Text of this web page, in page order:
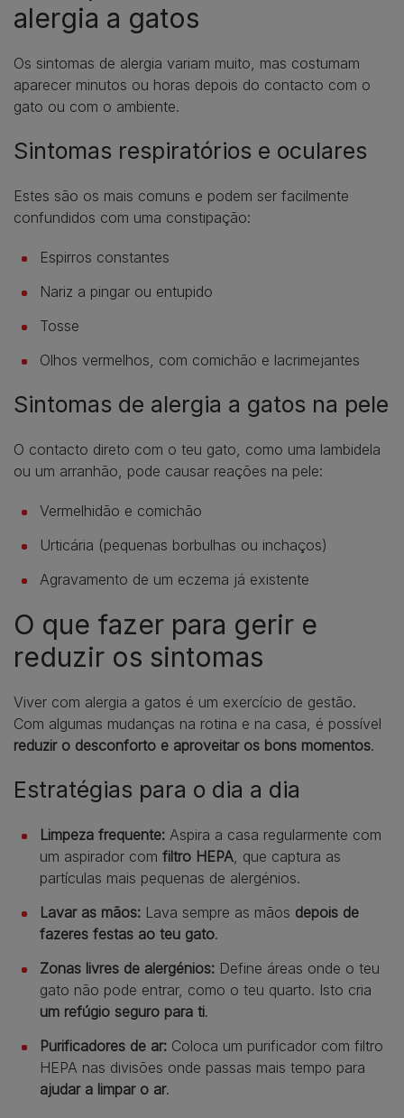
alergia a gatos
Os sintomas de alergia variam muito, mas costumam
aparecer minutos ou horas depois do contacto com o
gato ou com o ambiente.
Sintomas respiratórios e oculares
Estes são os mais comuns e podem ser facilmente
confundidos com uma constipação:
Espirros constantes
Nariz a pingar ou entupido
Tosse
Olhos vermelhos, com comichão e lacrimejantes
Sintomas de alergia a gatos na pele
O contacto direto com o teu gato, como uma lambidela
ou um arranhão, pode causar reações na pele:
Vermelhidão e comichão
Urticária (pequenas borbulhas ou inchaços)
Agravamento de um eczema já existente
O que fazer para gerir e
reduzir os sintomas
Viver com alergia a gatos é um exercício de gestão.
Com algumas mudanças na rotina e na casa, é possível
reduzir o desconforto e aproveitar os bons momentos.
Estratégias para o dia a dia
Limpeza frequente: Aspira a casa regularmente com
um aspirador com filtro HEPA , que captura as
partículas mais pequenas de alergénios.
Lavar as mãos: Lava sempre as mãos depois de
fazeres festas ao teu gato.
Zonas livres de alergénios: Define áreas onde o teu
gato não pode entrar, como o teu quarto. Isto cria
um refúgio seguro para ti.
Purificadores de ar: Coloca um purificador com filtro
HEPA nas divisões onde passas mais tempo para
ajudar a limpar o ar.